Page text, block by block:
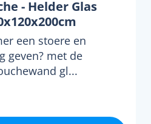
- Helder Glas
een stoere en
geven? met de
gl...